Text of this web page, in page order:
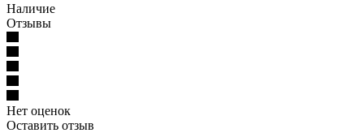
Наличие
Отзывы
Нет оценок
Оставить отзыв